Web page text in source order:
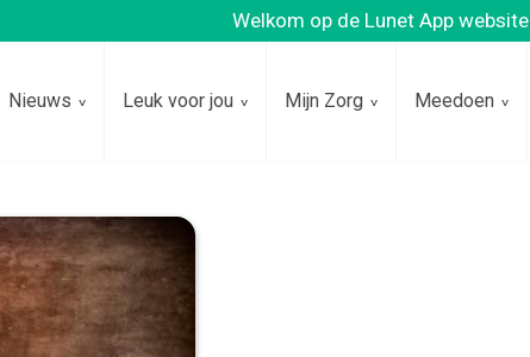
Welkom op de Lunet App website
Nieuws Leuk voor jou Mijn Zorg Meedoen